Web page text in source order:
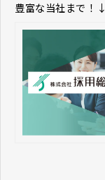
豊富な当社まで！↓